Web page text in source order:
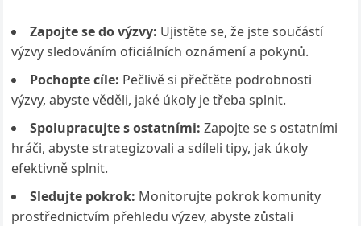
Zapojte se do výzvy: Ujistěte se, že jste součástí
výzvy sledováním oficiálních oznámení a pokynů.
Pochopte cíle: Pečlivě si přečtěte podrobnosti
výzvy, abyste věděli, jaké úkoly je třeba splnit.
Spolupracujte s ostatními: Zapojte se s ostatními
hráči, abyste strategizovali a sdíleli tipy, jak úkoly
efektivně splnit.
Sledujte pokrok: Monitorujte pokrok komunity
prostřednictvím přehledu výzev, abyste zůstali